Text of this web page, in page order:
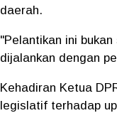
daerah.
"Pelantikan ini
dijalankan dengan
Kehadiran Ketua
legislatif terhadap